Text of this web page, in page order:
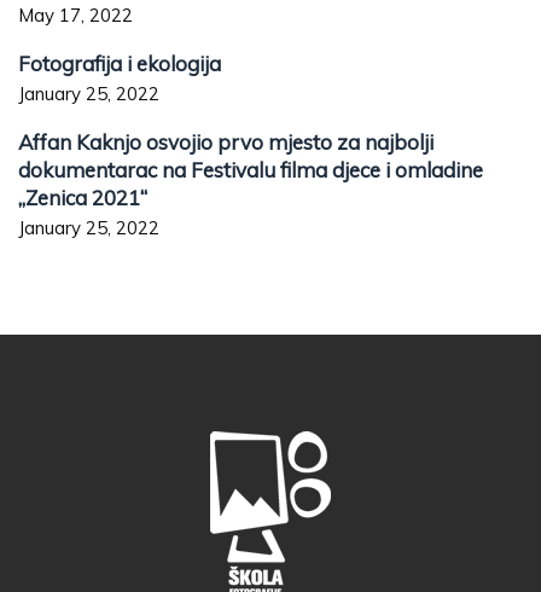
May 17, 2022
Fotografija i ekologija
January 25, 2022
Affan Kaknjo osvojio prvo mjesto za najbolji
dokumentarac na Festivalu filma djece i omladine
„Zenica 2021“
January 25, 2022